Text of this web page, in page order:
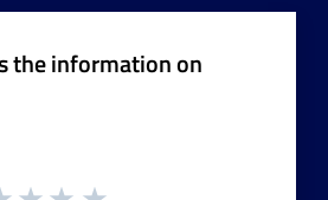
the information on